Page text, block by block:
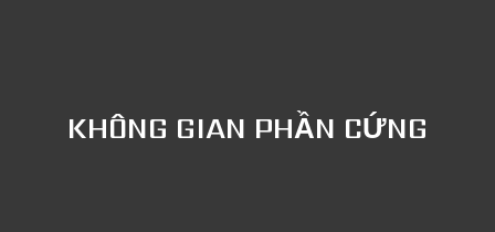
KHÔNG GIAN PHẦN CỨNG